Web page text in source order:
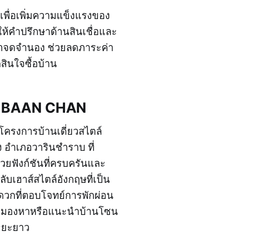
พื่อเพิ่มความแข็งแรงของ
คำปรึกษาด้านสินเชื่อและ
ดจำนอง ช่วยลดภาระค่า
นใจซื้อบ้าน
CHAN
ครงการบ้านเดี่ยวสไตล์
อำเภอวารินชำราบ ที่
ยฟังก์ชันที่ครบครันและ
เฮาส์สไตล์อังกฤษที่เป็น
วกที่ตอบโจทย์การพักผ่อน
องหาหรือแนะนำบ้านโซน
ะยาว